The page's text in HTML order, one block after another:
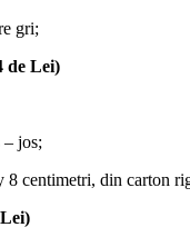
gri;
de Lei)
– jos;
centimetri, din carton